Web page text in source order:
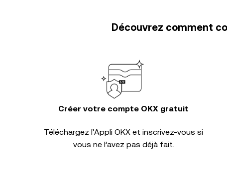
Découvrez comment
Créer votre compte OKX gratuit
Téléchargez l’Appli OKX et inscrivez-vous si
vous ne l’avez pas déjà fait.